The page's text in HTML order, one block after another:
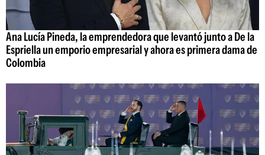
Ana Lucía Pineda, la emprendedora que levantó junto a De la
Espriella un emporio empresarial y ahora es primera dama de
Colombia